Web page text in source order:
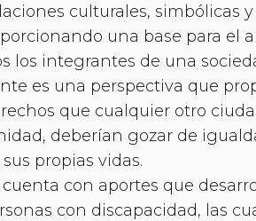
culturales, simbólicas
una base para el
los integrantes de una
es una perspectiva que
que cualquier otro
deberían gozar de
propias vidas.
con aportes que
con discapacidad, las